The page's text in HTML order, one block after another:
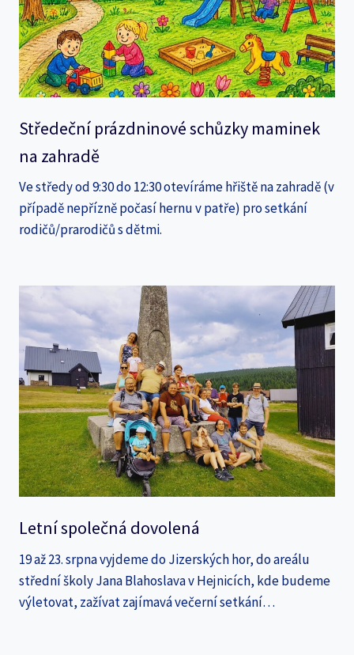
Středeční prázdninové schůzky maminek
na zahradě
Ve středy od 9:30 do 12:30 otevíráme hřiště na zahradě (v
případě nepřízně počasí hernu v patře) pro setkání
rodičů/prarodičů s dětmi.
Letní společná dovolená
19 až 23. srpna vyjdeme do Jizerských hor, do areálu
střední školy Jana Blahoslava v Hejnicích, kde budeme
výletovat, zažívat zajímavá večerní setkání…